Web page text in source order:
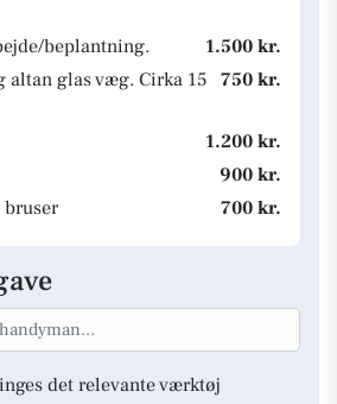
beplantning.
1.500 kr.
altan glas væg. Cirka 15 750 kr.
1.200 kr.
900 kr.
700 kr.
det relevante værktøj